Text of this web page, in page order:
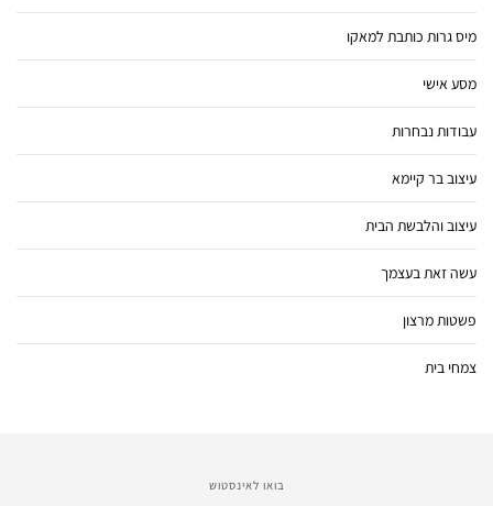
מיס גרות כותבת למאקו
מסע אישי
עבודות נבחרות
עיצוב בר קיימא
עיצוב והלבשת הבית
עשה זאת בעצמך
פשטות מרצון
צמחי בית
בואו לאינסטוש